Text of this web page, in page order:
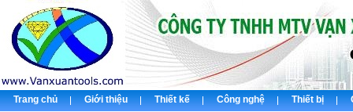
Trang chủ Giới thiệu Thiết kế Công nghệ Thiết bị